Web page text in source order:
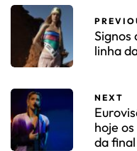
Signos
linha
NEXT
hoje
da final